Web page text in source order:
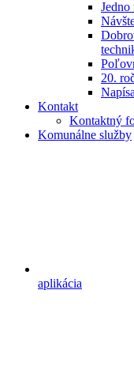
Jedno
20.
Kontakt
Kontaktný
Komunálne služby
aplikácia